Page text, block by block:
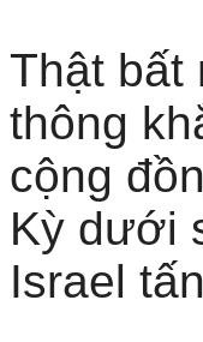
Thật bất
thông
cộng
Kỳ dưới
Israel